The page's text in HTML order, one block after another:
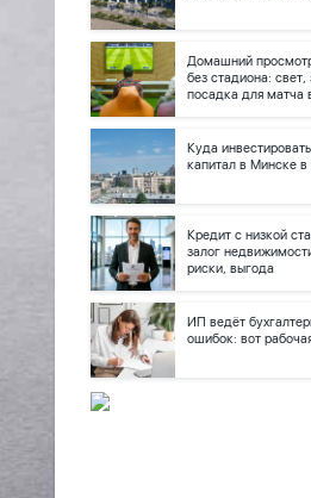
Домашний
без стадиона: свет,
посадка для матча
Куда
капитал в Минске
Кредит с низкой
залог
риски, выгода
ИП ведёт
ошибок: вот